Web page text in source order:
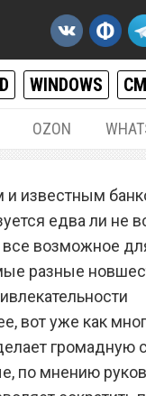
WINDOWS
OZON
и известным
едва ли не
все возможное
разные
вот уже как
громадную
по мнению